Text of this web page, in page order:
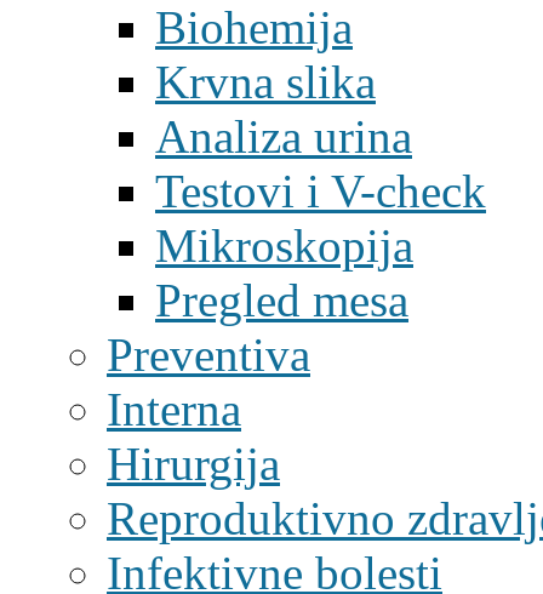
Biohemija
Krvna slika
Analiza urina
Testovi i V-check
Mikroskopija
Pregled mesa
Preventiva
Interna
Hirurgija
Reproduktivno
Infektivne bolesti